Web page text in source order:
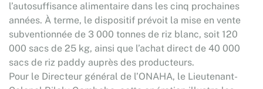
l’autosuffisance alimentaire dans les cinq prochaines
années. À terme, le dispositif prévoit la mise en vente
subventionnée de 3 000 tonnes de riz blanc, soit 120
000 sacs de 25 kg, ainsi que l’achat direct de 40 000
sacs de riz paddy auprès des producteurs.
Pour le Directeur général de l’ONAHA, le Lieutenant-